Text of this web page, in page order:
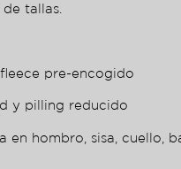
tallas.
pre-encogido
y pilling reducido
en hombro, sisa, cuello,